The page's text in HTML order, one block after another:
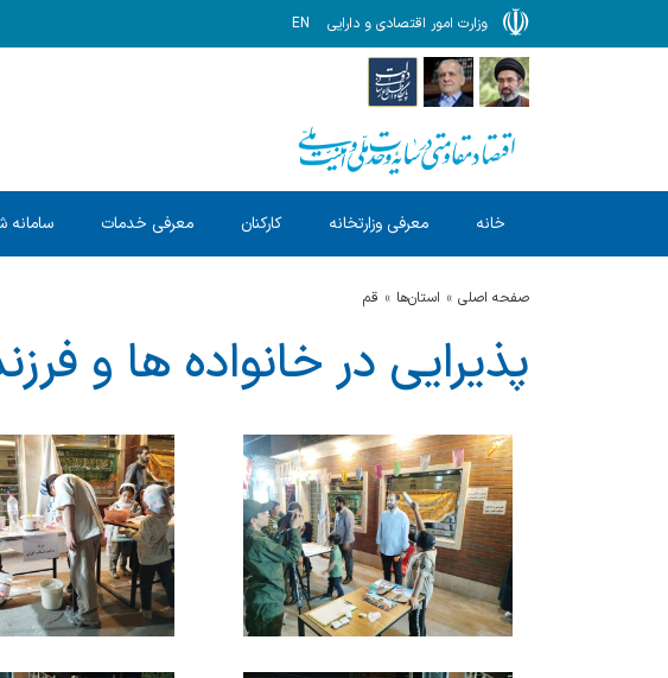
وزارت امور اقتصادی و دارایی EN
خانه معرفی وزارتخانه کارکنان معرفی خدمات سامانه
صفحه اصلی استان‌ها قم
پذیرایی در خانواده ها و